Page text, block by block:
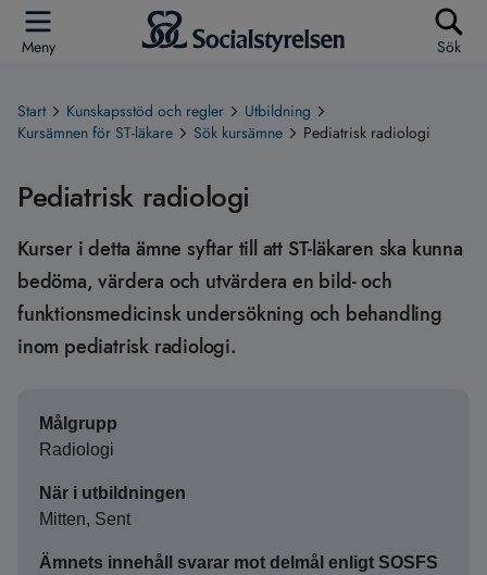
Meny Sök
Start Kunskapsstöd och regler
Utbildning
Kursämnen för ST-läkare
Sök kursämne Pediatrisk radiologi
Pediatrisk radiologi
Kurser i detta ämne syftar till att ST-läkaren ska kunna
bedöma, värdera och utvärdera en bild- och
funktionsmedicinsk undersökning och behandling
inom pediatrisk radiologi.
Målgrupp
Radiologi
När i utbildningen
Mitten, Sent
Ämnets innehåll svarar mot delmål enligt SOSFS